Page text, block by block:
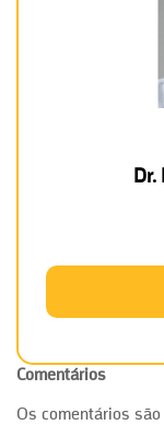
Comentários
Os comentários